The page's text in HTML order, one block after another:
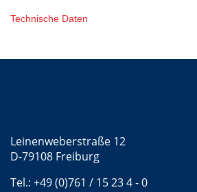
Technische Daten
Leinenweberstraße 12
D-79108 Freiburg
Tel.: +49 (0)761 / 15 23 4 - 0